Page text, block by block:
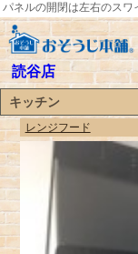
パネルの開閉は左右のス
読谷店
キッチン
レンジフード